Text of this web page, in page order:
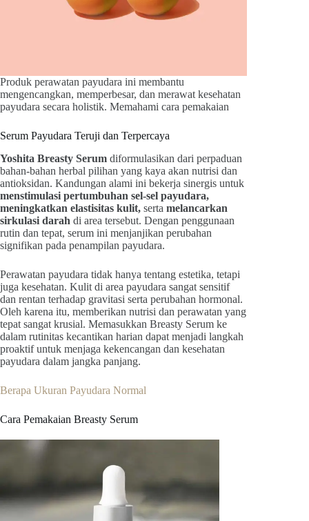
Produk perawatan payudara ini membantu
mengencangkan, memperbesar, dan merawat kesehatan
payudara secara holistik. Memahami cara pemakaian
Serum Payudara Teruji dan Terpercaya
Yoshita Breasty Serum diformulasikan dari perpaduan
bahan-bahan herbal pilihan yang kaya akan nutrisi dan
antioksidan. Kandungan alami ini bekerja sinergis untuk
menstimulasi pertumbuhan sel-sel payudara,
meningkatkan elastisitas kulit, serta melancarkan
sirkulasi darah di area tersebut. Dengan penggunaan
rutin dan tepat, serum ini menjanjikan perubahan
signifikan pada penampilan payudara.
Perawatan payudara tidak hanya tentang estetika, tetapi
juga kesehatan. Kulit di area payudara sangat sensitif
dan rentan terhadap gravitasi serta perubahan hormonal.
Oleh karena itu, memberikan nutrisi dan perawatan yang
tepat sangat krusial. Memasukkan Breasty Serum ke
dalam rutinitas kecantikan harian dapat menjadi langkah
proaktif untuk menjaga kekencangan dan kesehatan
payudara dalam jangka panjang.
Berapa Ukuran Payudara Normal
Cara Pemakaian Breasty Serum